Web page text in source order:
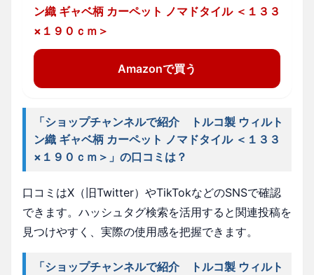
ン織 ギャベ柄 カーペット ノマドタイル ＜１３３
×１９０ｃｍ＞
Amazonで買う
「ショップチャンネルで紹介 トルコ製 ウィルト
ン織 ギャベ柄 カーペット ノマドタイル ＜１３３
×１９０ｃｍ＞」の口コミは？
口コミはX（旧Twitter）やTikTokなどのSNSで確認
できます。ハッシュタグ検索を活用すると関連投稿を
見つけやすく、実際の使用感を把握できます。
「ショップチャンネルで紹介 トルコ製 ウィルト